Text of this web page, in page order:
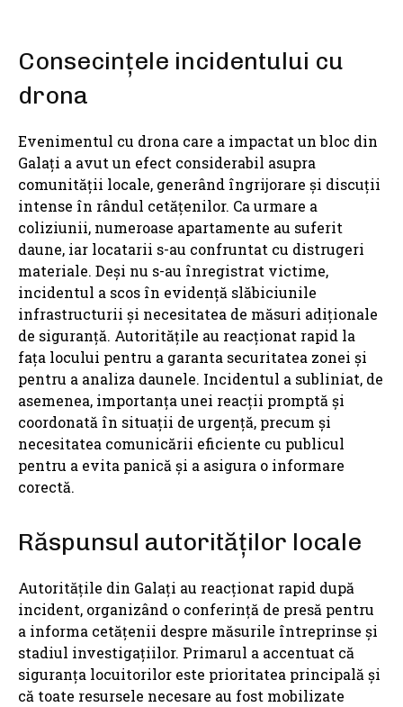
Consecințele incidentului cu
drona
Evenimentul cu drona care a impactat un bloc din
Galați a avut un efect considerabil asupra
comunității locale, generând îngrijorare și discuții
intense în rândul cetățenilor. Ca urmare a
coliziunii, numeroase apartamente au suferit
daune, iar locatarii s-au confruntat cu distrugeri
materiale. Deși nu s-au înregistrat victime,
incidentul a scos în evidență slăbiciunile
infrastructurii și necesitatea de măsuri adiționale
de siguranță. Autoritățile au reacționat rapid la
fața locului pentru a garanta securitatea zonei și
pentru a analiza daunele. Incidentul a subliniat, de
asemenea, importanța unei reacții promptă și
coordonată în situații de urgență, precum și
necesitatea comunicării eficiente cu publicul
pentru a evita panică și a asigura o informare
corectă.
Răspunsul autorităților locale
Autoritățile din Galați au reacționat rapid după
incident, organizând o conferință de presă pentru
a informa cetățenii despre măsurile întreprinse și
stadiul investigațiilor. Primarul a accentuat că
siguranța locuitorilor este prioritatea principală și
că toate resursele necesare au fost mobilizate